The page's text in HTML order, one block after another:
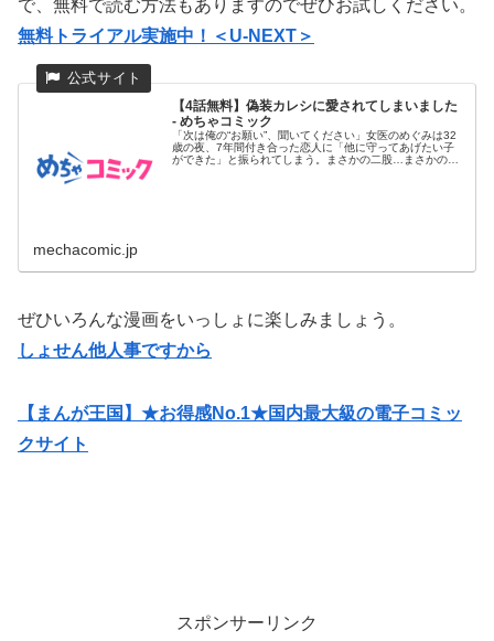
で、無料で読む方法もありますのでぜひお試しください。
無料トライアル実施中！＜U-NEXT＞
【4話無料】偽装カレシに愛されてしまいました
- めちゃコミック
「次は俺の“お願い”、聞いてください」女医のめぐみは32
歳の夜、7年間付き合った恋人に「他に守ってあげたい子
ができた」と振られてしまう。まさかの二股…まさかの破
mechacomic.jp
ぜひいろんな漫画をいっしょに楽しみましょう。
しょせん他人事ですから
【まんが王国】★お得感No.1★国内最大級の電子コミッ
クサイト
スポンサーリンク